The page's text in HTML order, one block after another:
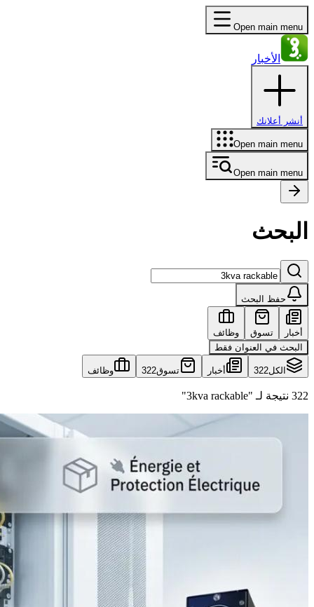
Open main menu
الأخبار
أنشر أعلانك
Open main menu
Open main menu
البحث
حفظ البحث
أخبار تسوق
وظائف
البحث في العنوان فقط
الكل322 أخبار تسوق322 وظائف
322 نتيجة لـ "3kva rackable"